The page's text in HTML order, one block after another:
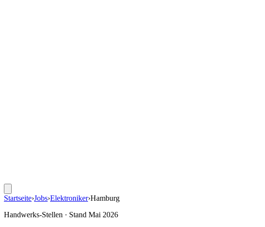
Startseite›Jobs›Elektroniker›Hamburg
Handwerks-Stellen · Stand Mai 2026